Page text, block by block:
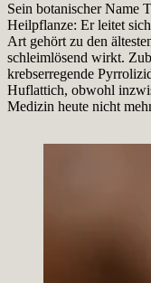
Sein botanischer Name
Heilpflanze: Er leitet
Art gehört zu den
schleimlösend wirkt.
krebserregende
Huflattich, obwohl
Medizin heute nicht